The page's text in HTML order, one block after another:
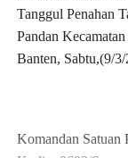
Tanggul Penahan
Pandan
Banten, Sabtu,(9/
Komandan Satuan